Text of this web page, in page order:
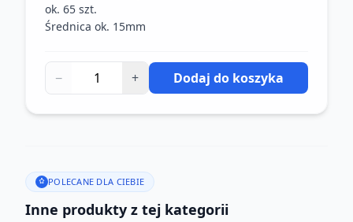
ok. 65 szt.
Średnica ok. 15mm
− + Dodaj do koszyka
POLECANE DLA CIEBIE
Inne produkty z tej kategorii